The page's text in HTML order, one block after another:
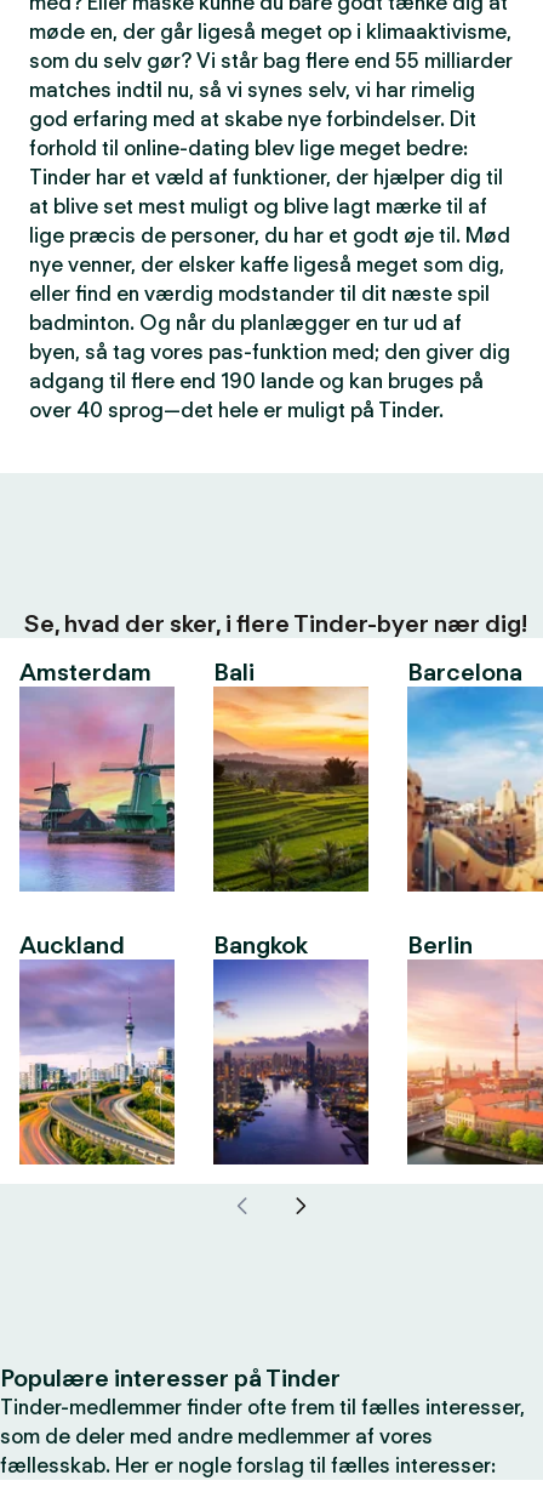
møde en, der går ligeså meget op i klimaaktivisme,
som du selv gør? Vi står bag flere end 55 milliarder
matches indtil nu, så vi synes selv, vi har rimelig
god erfaring med at skabe nye forbindelser. Dit
forhold til online-dating blev lige meget bedre:
Tinder har et væld af funktioner, der hjælper dig til
at blive set mest muligt og blive lagt mærke til af
lige præcis de personer, du har et godt øje til. Mød
nye venner, der elsker kaffe ligeså meget som dig,
eller find en værdig modstander til dit næste spil
badminton. Og når du planlægger en tur ud af
byen, så tag vores pas-funktion med; den giver dig
adgang til flere end 190 lande og kan bruges på
over 40 sprog—det hele er muligt på Tinder.
Se, hvad der sker, i flere Tinder-byer nær dig!
Amsterdam
Auckland
Bali
Bangkok
Barcelona
Berlin
Populære interesser på Tinder
Tinder-medlemmer finder ofte frem til fælles interesser,
som de deler med andre medlemmer af vores
fællesskab. Her er nogle forslag til fælles interesser: